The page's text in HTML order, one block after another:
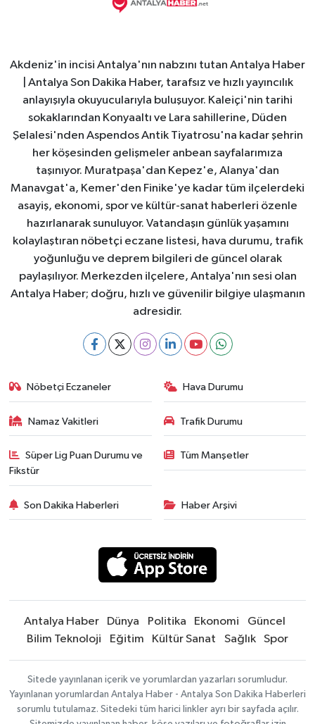
Akdeniz'in incisi Antalya'nın nabzını tutan Antalya Haber
| Antalya Son Dakika Haber, tarafsız ve hızlı yayıncılık
anlayışıyla okuyucularıyla buluşuyor. Kaleiçi'nin tarihi
sokaklarından Konyaaltı ve Lara sahillerine, Düden
Şelalesi'nden Aspendos Antik Tiyatrosu'na kadar şehrin
her köşesinden gelişmeler anbean sayfalarımıza
taşınıyor. Muratpaşa'dan Kepez'e, Alanya'dan
Manavgat'a, Kemer'den Finike'ye kadar tüm ilçelerdeki
asayiş, ekonomi, spor ve kültür-sanat haberleri özenle
hazırlanarak sunuluyor. Vatandaşın günlük yaşamını
kolaylaştıran nöbetçi eczane listesi, hava durumu, trafik
yoğunluğu ve deprem bilgileri de güncel olarak
paylaşılıyor. Merkezden ilçelere, Antalya'nın sesi olan
Antalya Haber; doğru, hızlı ve güvenilir bilgiye ulaşmanın
adresidir.
Nöbetçi Eczaneler Hava Durumu
Namaz Vakitleri Trafik Durumu
Süper Lig Puan Durumu ve
Fikstür
Tüm Manşetler
Son Dakika Haberleri Haber Arşivi
Antalya Haber Dünya Politika Ekonomi
Güncel
Bilim Teknoloji
Eğitim Kültür Sanat Sağlık Spor
Sitede yayınlanan içerik ve yorumlardan yazarları sorumludur.
Yayınlanan yorumlardan Antalya Haber - Antalya Son Dakika Haberleri
sorumlu tutulamaz. Sitedeki tüm harici linkler ayrı bir sayfada açılır.